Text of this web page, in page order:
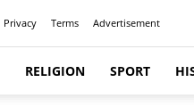
Privacy Terms Advertisement
RELIGION SPORT